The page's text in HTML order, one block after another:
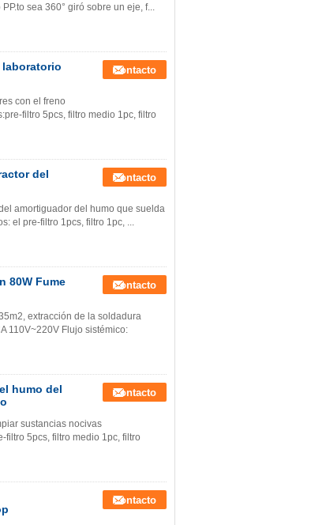
sea 360° giró sobre un eje, f...
Contacto
con el freno
filtro 5pcs, filtro medio 1pc, filtro
del
Contacto
amortiguador del humo que suelda
el pre-filtro 1pcs, filtro 1pc, ...
80W Fume
Contacto
extracción de la soldadura
110V~220V Flujo sistémico:
humo del
Contacto
sustancias nocivas
5pcs, filtro medio 1pc, filtro
Contacto